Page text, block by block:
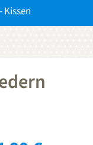
Kissen